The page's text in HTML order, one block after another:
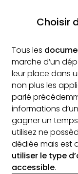
Choisir
Tous les
marche d’un
leur place dans
non plus les
parlé
informations
gagner un
utilisez ne
dédiée mais est
utiliser le type
accessible.